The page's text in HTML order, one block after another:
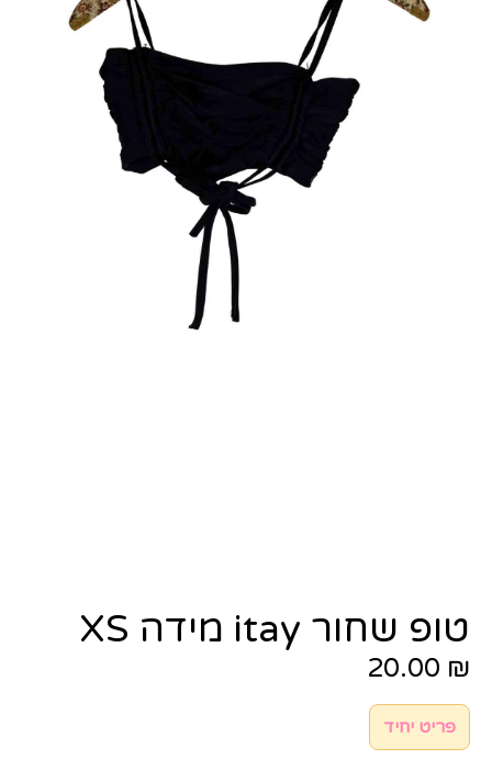
טופ שחור itay מידה XS
20.00 ₪
פריט יחיד